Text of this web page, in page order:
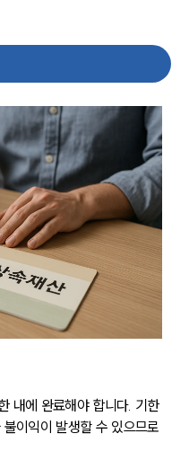
내에 완료해야 합니다. 기한
이익이 발생할 수 있으므로